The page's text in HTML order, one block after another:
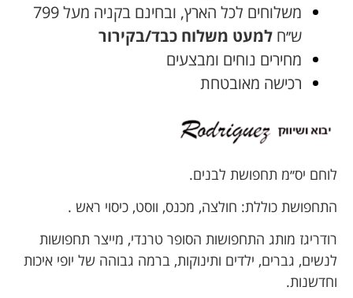
משלוחים לכל הארץ, ובחינם בקניה מעל 799
ש׳׳ח למעט משלוח כבד/בקירור
מחירים נוחים ומבצעים
רכישה מאובטחת
לוחם יס׳׳מ תחפושת לבנים.
התחפושת כוללת: חולצה, מכנס, ווסט, כיסוי ראש .
רודריגז מותג התחפושות הסופר טרנדי, מייצר תחפושות
לנשים, גברים, ילדים ותינוקות, ברמה גבוהה של יופי איכות
וחדשנות.